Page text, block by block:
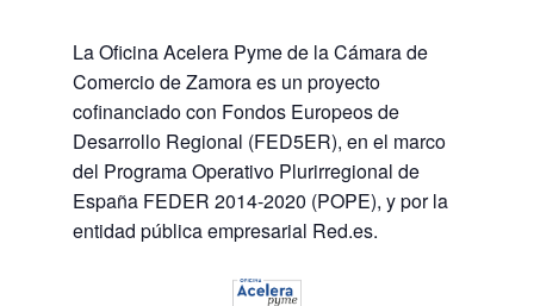
La Oficina Acelera Pyme de la Cámara de
Comercio de Zamora es un proyecto
cofinanciado con Fondos Europeos de
Desarrollo Regional (FED5ER), en el marco
del Programa Operativo Plurirregional de
España FEDER 2014-2020 (POPE), y por la
entidad pública empresarial Red.es.